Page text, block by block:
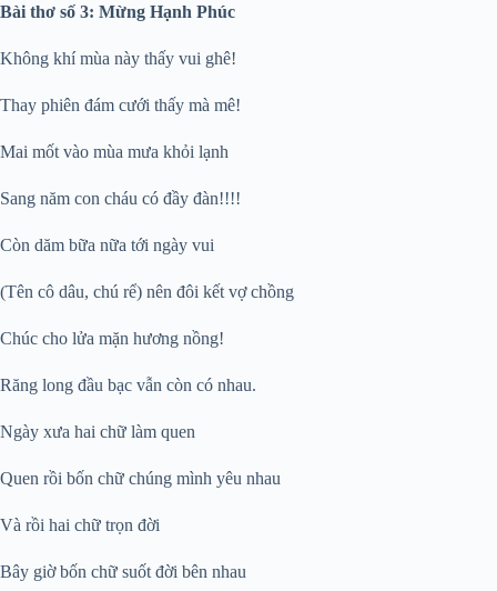
Bài thơ số 3: Mừng Hạnh Phúc
Không khí mùa này thấy vui ghê!
Thay phiên đám cưới thấy mà mê!
Mai mốt vào mùa mưa khỏi lạnh
Sang năm con cháu có đầy đàn!!!!
Còn dăm bữa nữa tới ngày vui
(Tên cô dâu, chú rể) nên đôi kết vợ chồng
Chúc cho lửa mặn hương nồng!
Răng long đầu bạc vẫn còn có nhau.
Ngày xưa hai chữ làm quen
Quen rồi bốn chữ chúng mình yêu nhau
Và rồi hai chữ trọn đời
Bây giờ bốn chữ suốt đời bên nhau